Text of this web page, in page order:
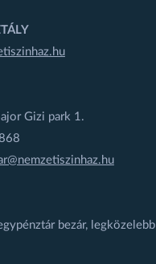
Gizi park 1.
bezár,